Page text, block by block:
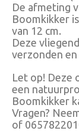
De afmeting
Boomkikker
van 12 cm.
Deze
verzonden
Let op! Deze
een
Boomkikker
Vragen?
of